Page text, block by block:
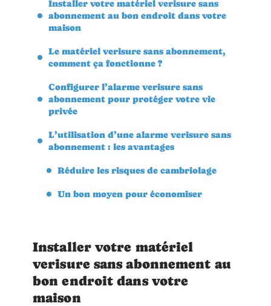
Installer votre matériel verisure sans
abonnement au bon endroit dans votre
maison
Le matériel verisure sans abonnement,
comment ça fonctionne ?
Configurer l’alarme verisure sans
abonnement pour protéger votre vie
privée
L’utilisation d’une alarme verisure sans
abonnement : les avantages
Réduire les risques de cambriolage
Un bon moyen pour économiser
Installer votre matériel
verisure sans abonnement au
bon endroit dans votre
maison